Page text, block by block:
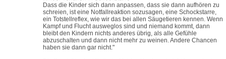
Dass die Kinder sich dann anpassen, dass sie dann aufhören zu
schreien, ist eine Notfallreaktion sozusagen, eine Schockstarre,
ein Totstellreflex, wie wir das bei allen Säugetieren kennen. Wenn
Kampf und Flucht ausweglos sind und niemand kommt, dann
bleibt den Kindern nichts anderes übrig, als alle Gefühle
abzuschalten und dann nicht mehr zu weinen. Andere Chancen
haben sie dann gar nicht."